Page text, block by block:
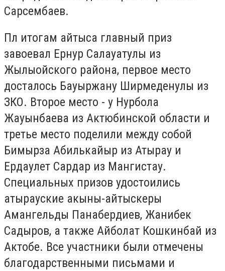
Сарсембаев.
Пл итогам айтыса главный приз
завоевал Ернур Салауатулы из
Жылыойского района, первое место
досталось Бауыржану Ширмеденулы из
ЗКО. Второе место - у Нурбола
Жауынбаева из Актюбинской области и
третье место поделили между собой
Бимырза Абилькайыр из Атырау и
Ердаулет Сардар из Мангистау.
Специальных призов удостоились
атырауские акыны-айтыскеры
Амангельды Панабердиев, Жанибек
Садыров, а также Айболат Кошкинбай из
Актобе. Все участники были отмечены
благодарственными письмами и